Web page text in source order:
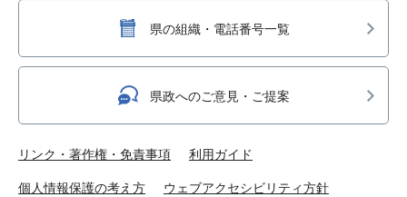
県の組織・電話番号一覧
県政へのご意見・ご提案
リンク・著作権・免責事項 利用ガイド
個人情報保護の考え方 ウェブアクセシビリティ方針